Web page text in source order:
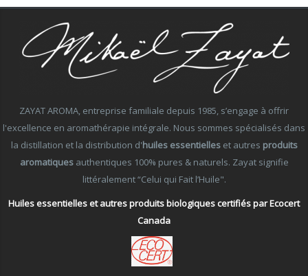
ZAYAT AROMA, entreprise familiale depuis 1985, s’engage à offrir
l'excellence en aromathérapie intégrale. Nous sommes spécialisés dans
la distillation et la distribution d'huiles essentielleset autres produits
aromatiquesauthentiques 100% pures & naturels. Zayat signifie
littéralement “Celui qui Fait l’Huile".
Huiles essentielles et autres produits biologiques certifiés par Ecocert
Canada